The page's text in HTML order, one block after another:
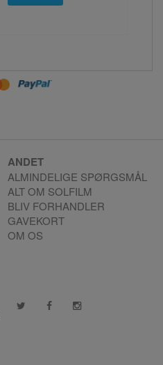
ANDET
ALMINDELIGE SPØRGSMÅL
ALT OM SOLFILM
BLIV FORHANDLER
GAVEKORT
OM OS